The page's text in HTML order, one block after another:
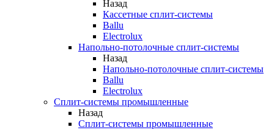
Назад
Кассетные сплит-системы
Ballu
Electrolux
Напольно-потолочные сплит-системы
Назад
Напольно-потолочные сплит-системы
Ballu
Electrolux
Сплит-системы промышленные
Назад
Сплит-системы промышленные